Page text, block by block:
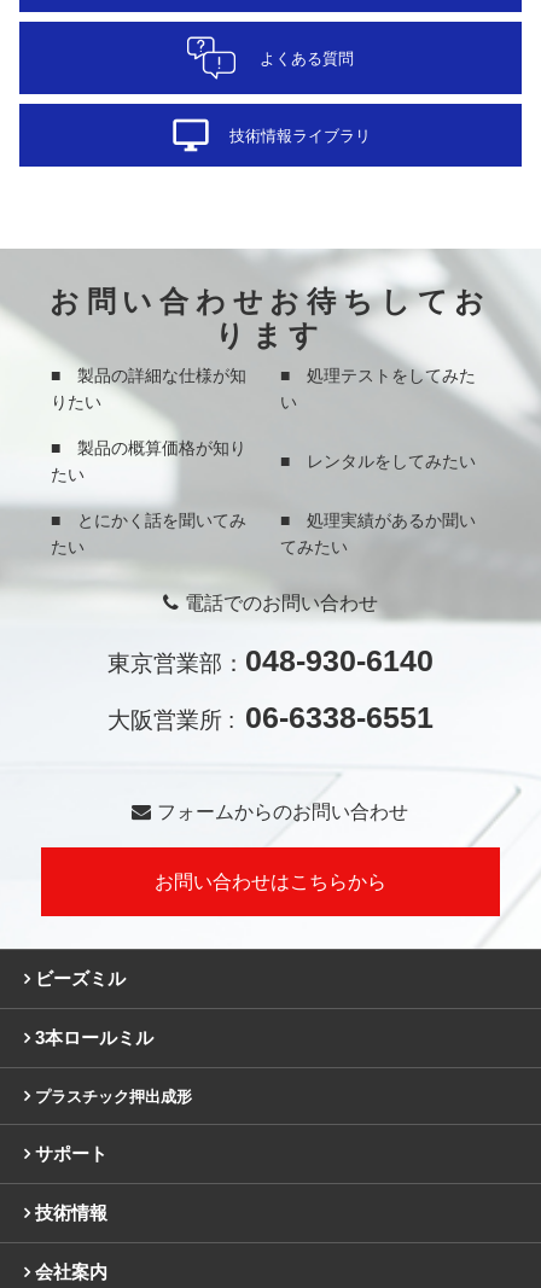
よくある質問
desktop_windows 技術情報ライブラリ
お問い合わせお待ちしてお
ります
■ 製品の詳細な仕様が知
りたい
■ 処理テストをしてみた
い
■ 製品の概算価格が知り
たい
■ レンタルをしてみたい
■ とにかく話を聞いてみ
たい
■ 処理実績があるか聞い
てみたい
電話でのお問い合わせ
東京営業部： 048-930-6140
大阪営業所 : 06-6338-6551
フォームからのお問い合わせ
お問い合わせはこちらから
ビーズミル
3本ロールミル
プラスチック押出成形
サポート
技術情報
会社案内